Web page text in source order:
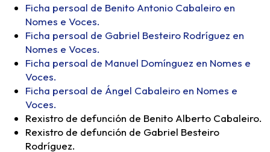
Ficha persoal de Benito Antonio Cabaleiro en
Nomes e Voces.
Ficha persoal de Gabriel Besteiro Rodríguez en
Nomes e Voces.
Ficha persoal de Manuel Domínguez en Nomes e
Voces.
Ficha persoal de Ángel Cabaleiro en Nomes e
Voces.
Rexistro de defunción de Benito Alberto Cabaleiro.
Rexistro de defunción de Gabriel Besteiro
Rodríguez.